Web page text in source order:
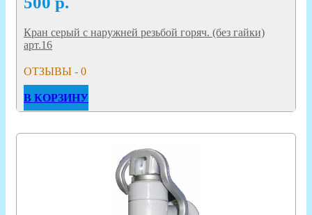
Кран серый с наружней резьбой горяч. (без гайки)
арт.16
ОТЗЫВЫ - 0
В КОРЗИНУ